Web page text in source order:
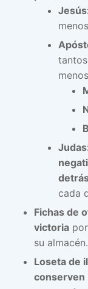
cada
Fichas de
victoria
su almacén.
Loseta de
conserven